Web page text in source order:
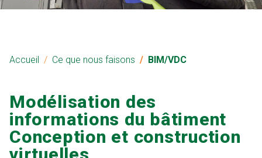
Accueil Ce que nous faisons BIM/VDC
Modélisation des
informations du bâtiment
Conception et construction